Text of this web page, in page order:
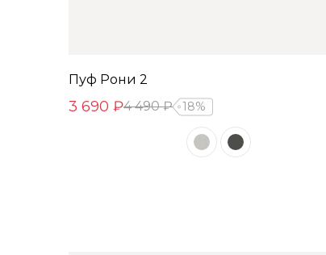
Пуф Рони 2
3 690 ₽4 490 ₽ 18%